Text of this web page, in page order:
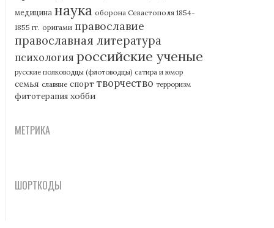
медицина наука оборона Севастополя 1854-
1855 гг. оригами православие
православная литература
психология российские ученые
русские полководцы (флотоводцы) сатира и юмор
семья славяне спорт творчество терроризм
фитотерапия хобби
МЕТРИКА
ШОРТКОДЫ